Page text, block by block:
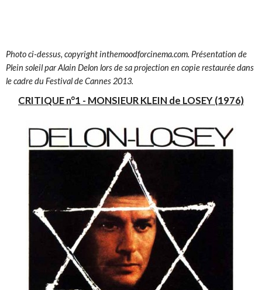
Photo ci-dessus, copyright inthemoodforcinema.com. Présentation de
Plein soleil par Alain Delon lors de sa projection en copie restaurée dans
le cadre du Festival de Cannes 2013.
CRITIQUE n°1 - MONSIEUR KLEIN de LOSEY (1976)